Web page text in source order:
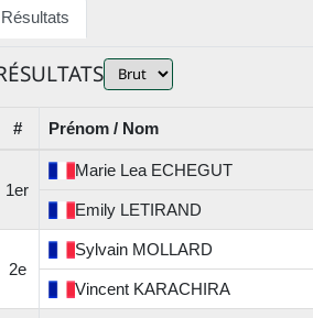
Résultats
# Prénom / Nom
1er
Marie Lea ECHEGUT
Emily LETIRAND
2e
Sylvain MOLLARD
Vincent KARACHIRA